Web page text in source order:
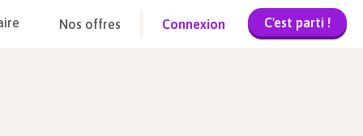
Nos offres Connexion C'est parti !